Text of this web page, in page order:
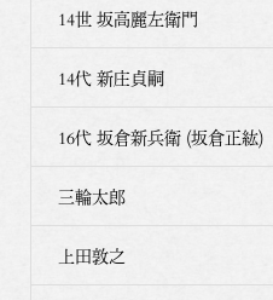
14世 坂高麗左衛門
14代 新庄貞嗣
16代 坂倉新兵衛 (坂倉正紘)
三輪太郎
上田敦之